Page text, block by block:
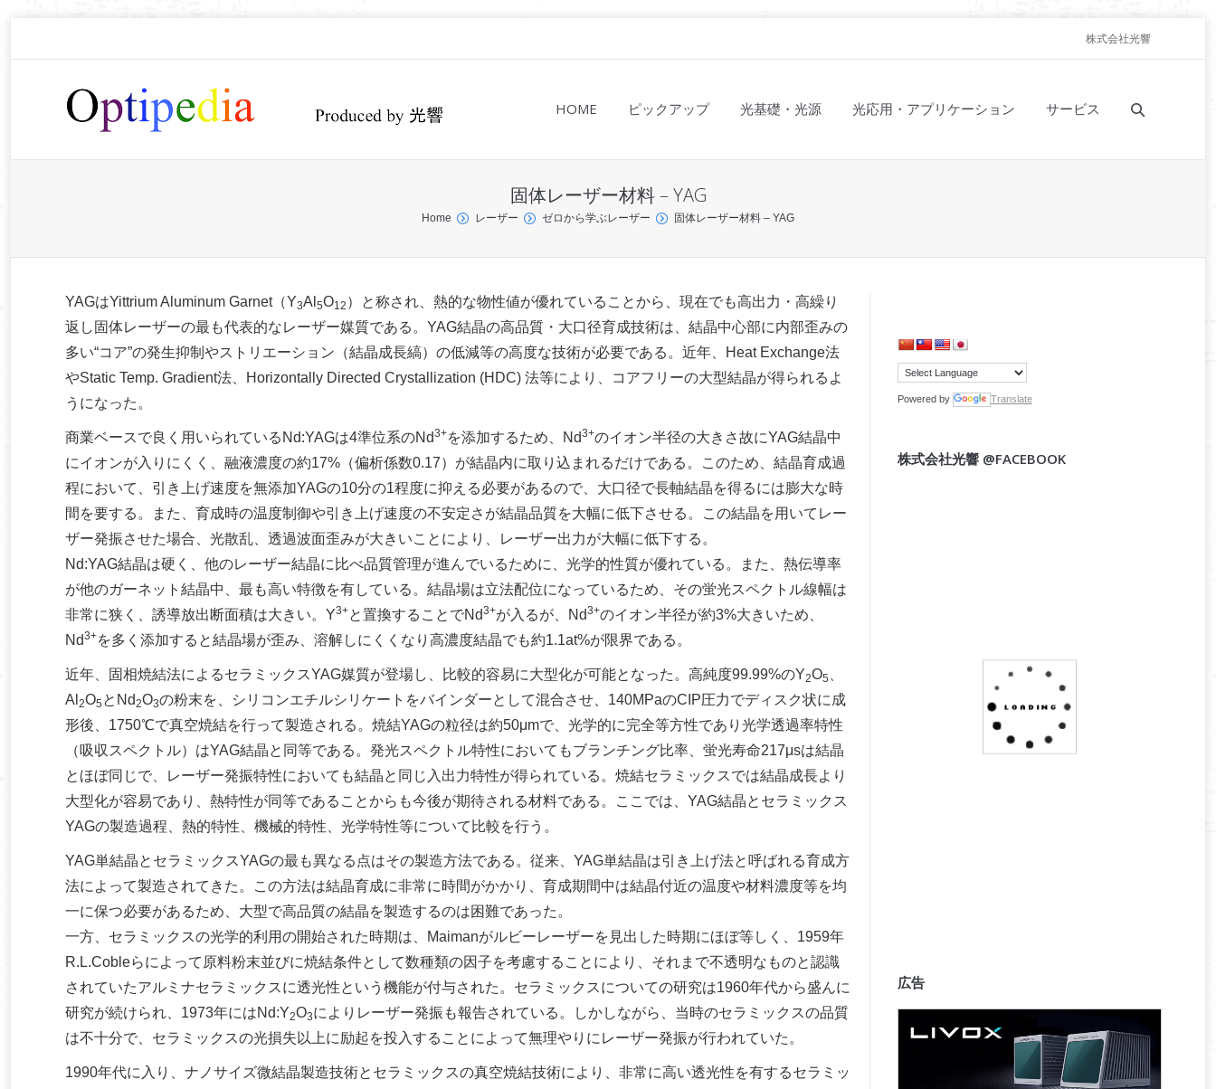
株式会社光響
HOME ピックアップ 光基礎・光源 光応用・アプリケーション サービス
固体レーザー材料 – YAG
Home レーザー ゼロから学ぶレーザー 固体レーザー材料 – YAG
YAGはYittrium Aluminum Garnet（Y3Al 5O12 ）と称され、熱的な物性値が優れていることから、現在でも高出力・高繰り
返し固体レーザーの最も代表的なレーザー媒質である。YAG結晶の高品質・大口径育成技術は、結晶中心部に内部歪みの
多い“コア”の発生抑制やストリエーション（結晶成長縞）の低減等の高度な技術が必要である。近年、Heat Exchange法
やStatic Temp. Gradient法、Horizontally Directed Crystallization (HDC) 法等により、コアフリーの大型結晶が得られるよ
うになった。
商業ベースで良く用いられているNd:YAGは4準位系のNd3+を添加するため、Nd3+のイオン半径の大きさ故にYAG結晶中
にイオンが入りにくく、融液濃度の約17%（偏析係数0.17）が結晶内に取り込まれるだけである。このため、結晶育成過
程において、引き上げ速度を無添加YAGの10分の1程度に抑える必要があるので、大口径で長軸結晶を得るには膨大な時
間を要する。また、育成時の温度制御や引き上げ速度の不安定さが結晶品質を大幅に低下させる。この結晶を用いてレー
ザー発振させた場合、光散乱、透過波面歪みが大きいことにより、レーザー出力が大幅に低下する。
Nd:YAG結晶は硬く、他のレーザー結晶に比べ品質管理が進んでいるために、光学的性質が優れている。また、熱伝導率
が他のガーネット結晶中、最も高い特徴を有している。結晶場は立法配位になっているため、その蛍光スペクトル線幅は
非常に狭く、誘導放出断面積は大きい。Y3+と置換することでNd3+が入るが、Nd3+のイオン半径が約3%大きいため、
Nd3+を多く添加すると結晶場が歪み、溶解しにくくなり高濃度結晶でも約1.1at%が限界である。
近年、固相焼結法によるセラミックスYAG媒質が登場し、比較的容易に大型化が可能となった。高純度99.99%のY2O5
Al 2O5 とNd2O3の粉末を、シリコンエチルシリケートをバインダーとして混合させ、140MPaのCIP圧力でディスク状に成
形後、1750℃で真空焼結を行って製造される。焼結YAGの粒径は約50μmで、光学的に完全等方性であり光学透過率特性
（吸収スペクトル）はYAG結晶と同等である。発光スペクトル特性においてもブランチング比率、蛍光寿命217μsは結晶
とほぼ同じで、レーザー発振特性においても結晶と同じ入出力特性が得られている。焼結セラミックスでは結晶成長より
大型化が容易であり、熱特性が同等であることからも今後が期待される材料である。ここでは、YAG結晶とセラミックス
YAGの製造過程、熱的特性、機械的特性、光学特性等について比較を行う。
YAG単結晶とセラミックスYAGの最も異なる点はその製造方法である。従来、YAG単結晶は引き上げ法と呼ばれる育成方
法によって製造されてきた。この方法は結晶育成に非常に時間がかかり、育成期間中は結晶付近の温度や材料濃度等を均
一に保つ必要があるため、大型で高品質の結晶を製造するのは困難であった。
一方、セラミックスの光学的利用の開始された時期は、Maimanがルビーレーザーを見出した時期にほぼ等しく、1959年
R.L.Cobleらによって原料粉末並びに焼結条件として数種類の因子を考慮することにより、それまで不透明なものと認識
されていたアルミナセラミックスに透光性という機能が付与された。セラミックスについての研究は1960年代から盛んに
研究が続けられ、1973年にはNd:Y2O3によりレーザー発振も報告されている。しかしながら、当時のセラミックスの品質
は不十分で、セラミックスの光損失以上に励起を投入することによって無理やりにレーザー発振が行われていた。
1990年代に入り、ナノサイズ微結晶製造技術とセラミックスの真空焼結技術により、非常に高い透光性を有するセラミッ
Powered by Translate
株式会社光響 @FACEBOOK
広告